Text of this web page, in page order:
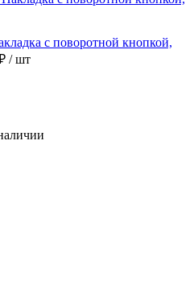
с поворотной кнопкой,
/ шт